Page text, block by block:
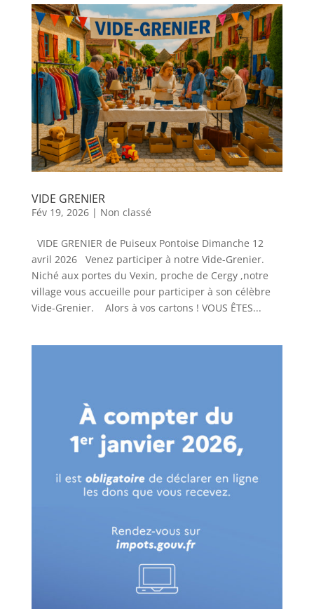
VIDE GRENIER
Fév 19, 2026| Non classé
VIDE GRENIER de Puiseux Pontoise Dimanche 12
avril 2026 Venez participer à notre Vide-Grenier.
Niché aux portes du Vexin, proche de Cergy ,notre
village vous accueille pour participer à son célèbre
Vide-Grenier. Alors à vos cartons ! VOUS ÊTES...